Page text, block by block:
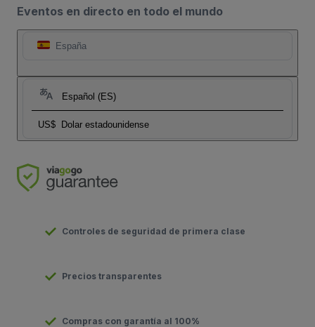
Eventos en directo en todo el mundo
España
Español (ES)
US$ Dolar estadounidense
Controles de seguridad de primera clase
Precios transparentes
Compras con garantía al 100%